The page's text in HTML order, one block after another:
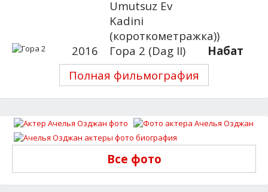
Umutsuz Ev
Kadini
(короткометражка))
2016
Гора 2 (Dag II)
Набат
Полная фильмография
Все фото